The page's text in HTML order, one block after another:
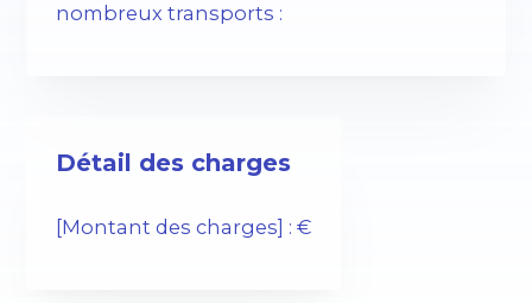
nombreux transports :
Détail des charges
[Montant des charges] : €